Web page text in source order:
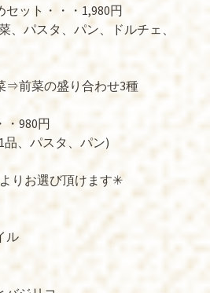
ット・・・1,980円
、パスタ、パン、ドルチェ、
⇒前菜の盛り合わせ3種
980円
、パスタ、パン)
りお選び頂けます✳︎
ル